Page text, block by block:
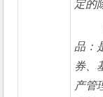
定的
品：
券、
产管